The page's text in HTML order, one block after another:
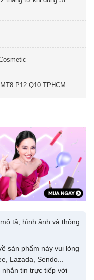
P12 Q10 TPHCM
tả, hình ảnh và thông
sản phẩm này vui lòng
Lazada, Sendo...
nhắn tin trực tiếp với